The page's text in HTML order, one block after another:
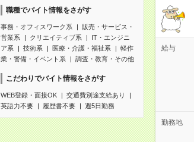
職種でバイト情報をさがす
事務・オフィスワーク系
販売・サービス・
営業系
クリエイティブ系
IT・エンジニ
ア系
技術系 医療・介護・福祉系
軽作
業・警備・イベント系
調査・教育・その他
こだわりでバイト情報をさがす
WEB登録・面接OK
交通費別途支給あり
英語力不要
履歴書不要 週5日勤務
給与
勤務地